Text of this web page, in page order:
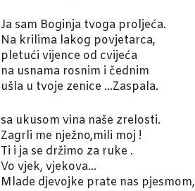
Ja sam Boginja tvoga proljeća.
Na krilima lakog povjetarca,
pletući vijence od cvijeća
na usnama rosnim i čednim
ušla u tvoje zenice …Zaspala.
sa ukusom vina naše zrelosti.
Zagrli me nježno,mili moj !
Ti i ja se držimo za ruke .
Vo vjek, vjekova…
Mlade djevojke prate nas pjesmom,